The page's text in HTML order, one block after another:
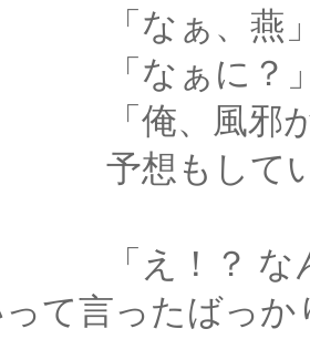
、燕
に？
邪が治っ
ていなかっ
なんで？
て言ったばっ